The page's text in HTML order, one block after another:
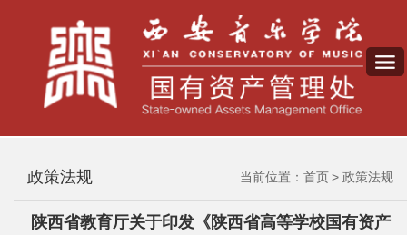
当前位置： 首页 政策法规
政策法规
陕西省教育厅关于印发《陕西省高等学校国有资产